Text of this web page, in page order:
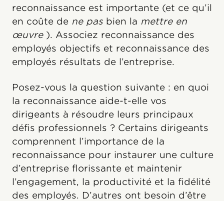
reconnaissance est importante (et ce qu’il
en coûte de ne pas bien la mettre en
œuvre ). Associez reconnaissance des
employés objectifs et reconnaissance des
employés résultats de l’entreprise.
Posez-vous la question suivante : en quoi
la reconnaissance aide-t-elle vos
dirigeants à résoudre leurs principaux
défis professionnels ? Certains dirigeants
comprennent l’importance de la
reconnaissance pour instaurer une culture
d’entreprise florissante et maintenir
l’engagement, la productivité et la fidélité
des employés. D’autres ont besoin d’être